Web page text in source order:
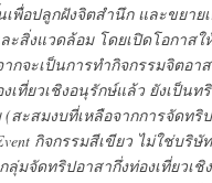
อปลูกฝังจิตสำนึก และขยาย
สิ่งแวดล้อม โดยเปิดโอกาสใ
กจะเป็นการทำกิจกรรมจิตอา
เที่ยวเชิงอนุรักษ์แล้ว ยังเป็นท
(สะสมงบที่เหลือจากการจัดทริ
กิจกรรมสีเขียว ไม่ใช่บริ
ลุ่มจัดทริปอาสากึ่งท่องเที่ยวเ